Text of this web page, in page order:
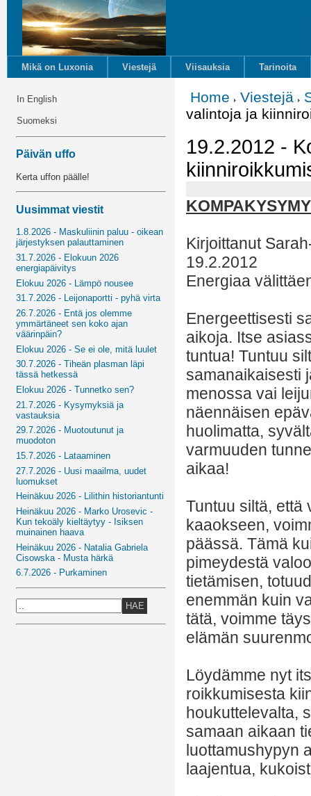
Mikä on Luxonia Viestejä Viisauksia Tarinoita
In English
Suomeksi
Päivän uffo
Kerta uffon päälle!
Uusimmat viestit
1.8.2026 - Maskuliinin paluu - oikean
järjestyksen palauttaminen
31.7.2026 - Elokuun 2026
energiapäivitys
Elokuu 2026 - Lämpö nousee
31.7.2026 - Leijonaportti - pyhä virta
26.7.2026 - Entä jos olemme
ymmärtäneet sen koko ajan
väärinpäin?
Elokuu 2026 - Se ei ole, mitä luulet
30.7.2026 - Tiheän plasman läpi
tässä hetkessä
Elokuu 2026 - Tunnetko sen?
21.7.2026 - Kysymyksiä ja
vastauksia
29.7.2026 - Muotoutunut ja
muodoton
15.7.2026 - Lataaminen
27.7.2026 - Uusi maailma, uudet
luomukset
Heinäkuu 2026 - Lilithin historiantunti
Heinäkuu 2026 - Marko Urosevic -
Kun tekoäly kieltäytyy - Isiksen
muinainen haava
Heinäkuu 2026 - Natalia Gabriela
Cisowska - Musta härkä
6.7.2026 - Purkaminen
HAE
Home Viestejä
valintoja ja
19.2.2012 -
Kirjoittanut
19.2.2012
Energiaa
Energeettisesti
aikoja. Itse
tuntua! Tuntuu
samanaikaisesti
menossa vai
näennäisen
huolimatta,
varmuuden
aikaa!
Tuntuu siltä, että
kaaokseen,
päässä. Tämä
pimeydestä
tietämisen,
enemmän kuin
tätä, voimme
elämän
Löydämme nyt
roikkumisesta
houkuttelevalta,
samaan aikaan
luottamushypyn
laajentua,